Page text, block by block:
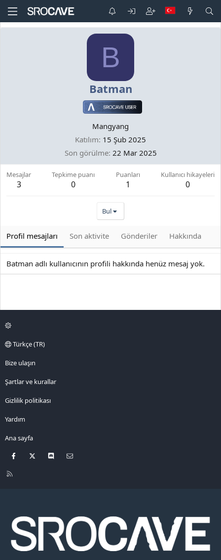
B
Batman
Mangyang
Katılım 15 Şub 2025
Son görülme 22 Mar 2025
Mesajlar
3
Tepkime puanı
0
Puanları
1
Kullanıcı hikayeleri
0
Bul
Profil mesajları Son aktivite Gönderiler Hakkında
Batman adlı kullanıcının profili hakkında henüz mesaj yok.
Türkçe (TR)
Bize ulaşın
Şartlar ve kurallar
Gizlilik politikası
Yardım
Ana sayfa
Facebook Discord
R